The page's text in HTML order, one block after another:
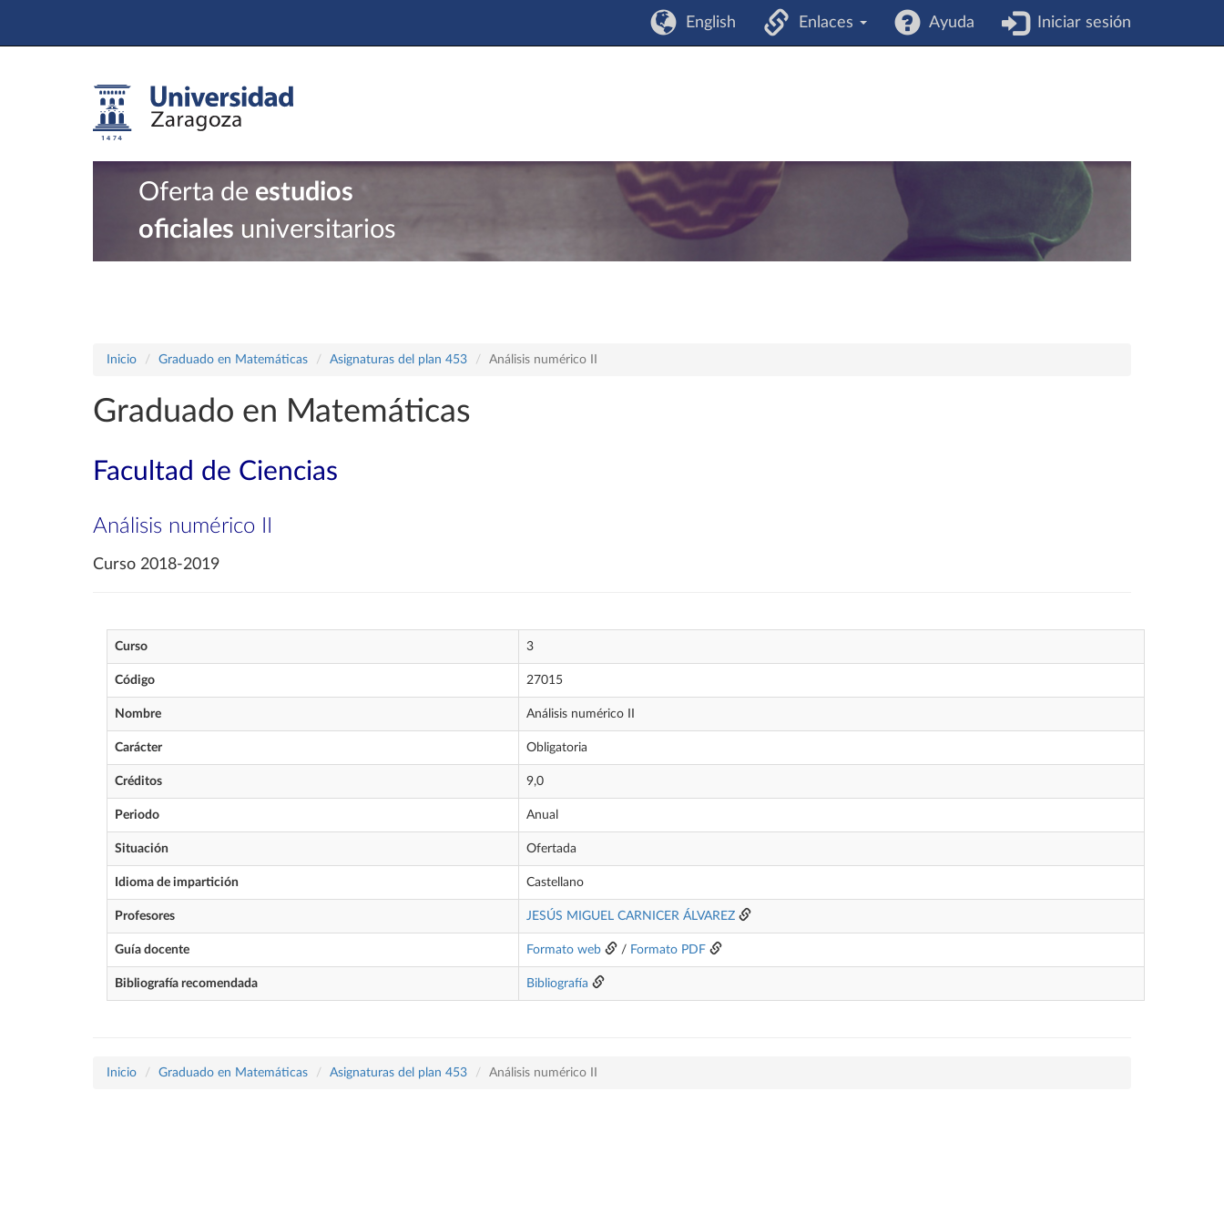
English Enlaces Ayuda Iniciar sesión
Oferta de estudios
oficiales universitarios
Inicio Graduado en Matemáticas Asignaturas del plan 453 Análisis numérico II
Graduado en Matemáticas
Facultad de Ciencias
Análisis numérico II
Curso 2018-2019
Curso 3
Código 27015
Nombre Análisis numérico II
Carácter Obligatoria
Créditos 9,0
Periodo Anual
Situación Ofertada
Idioma de impartición Castellano
Profesores JESÚS MIGUEL CARNICER ÁLVAREZ
Guía docente Formato web / Formato PDF
Bibliografía recomendada Bibliografía
Inicio Graduado en Matemáticas Asignaturas del plan 453 Análisis numérico II